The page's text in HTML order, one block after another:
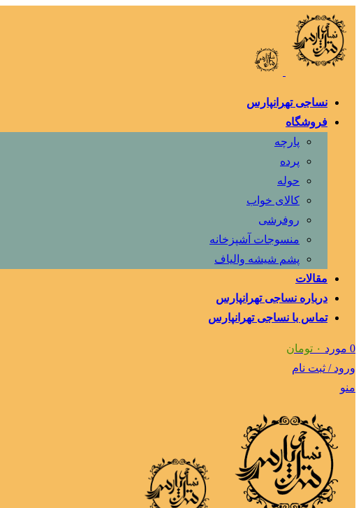
نساجی تهرانپارس
فروشگاه
پارچه
پرده
حوله
کالای خواب
روفرشی
منسوجات آشپزخانه
پشم شیشه والیاف
مقالات
درباره نساجی تهرانپارس
تماس با نساجی تهرانپارس
0 مورد ۰ تومان
ورود / ثبت نام
منو